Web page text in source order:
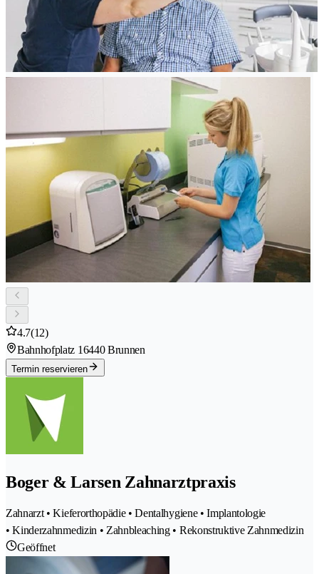
4.7(12)
Bahnhofplatz 16440 Brunnen
Termin reservieren
Boger & Larsen Zahnarztpraxis
Zahnarzt • Kieferorthopädie • Dentalhygiene • Implantologie
• Kinderzahnmedizin • Zahnbleaching • Rekonstruktive Zahnmedizin
Geöffnet